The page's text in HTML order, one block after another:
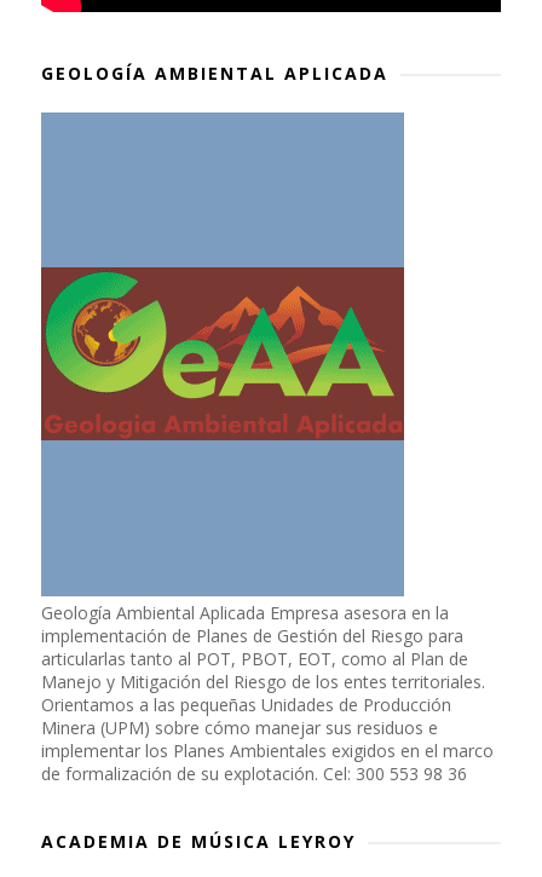
GEOLOGÍA AMBIENTAL APLICADA
Geología Ambiental Aplicada Empresa asesora en la
implementación de Planes de Gestión del Riesgo para
articularlas tanto al POT, PBOT, EOT, como al Plan de
Manejo y Mitigación del Riesgo de los entes territoriales.
Orientamos a las pequeñas Unidades de Producción
Minera (UPM) sobre cómo manejar sus residuos e
implementar los Planes Ambientales exigidos en el marco
de formalización de su explotación. Cel: 300 553 98 36
ACADEMIA DE MÚSICA LEYROY